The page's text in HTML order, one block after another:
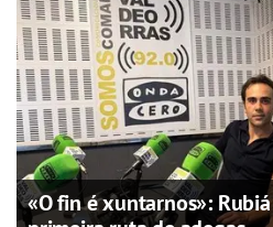
«O fin é xuntarnos»: